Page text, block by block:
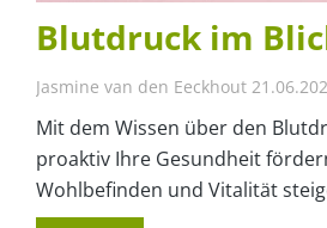
Blutdruck im
Jasmine van den Eeckhout
Mit dem Wissen über den
proaktiv Ihre Gesundheit
Wohlbefinden und Vitalität